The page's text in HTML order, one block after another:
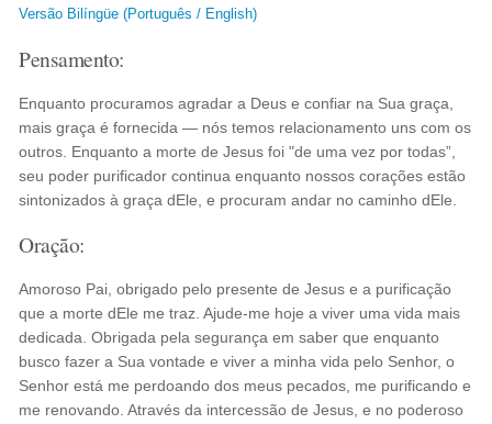
Versão Bilíngüe (Português / English)
Pensamento:
Enquanto procuramos agradar a Deus e confiar na Sua graça,
mais graça é fornecida — nós temos relacionamento uns com os
outros. Enquanto a morte de Jesus foi "de uma vez por todas”,
seu poder purificador continua enquanto nossos corações estão
sintonizados à graça dEle, e procuram andar no caminho dEle.
Oração:
Amoroso Pai, obrigado pelo presente de Jesus e a purificação
que a morte dEle me traz. Ajude-me hoje a viver uma vida mais
dedicada. Obrigada pela segurança em saber que enquanto
busco fazer a Sua vontade e viver a minha vida pelo Senhor, o
Senhor está me perdoando dos meus pecados, me purificando e
me renovando. Através da intercessão de Jesus, e no poderoso